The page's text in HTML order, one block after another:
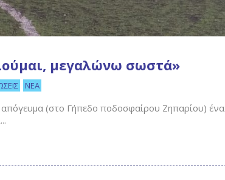
μεγαλώνω σωστά»
ΝΈΑ
(στο Γήπεδο ποδοσφαίρου Ζηπαρίου) ένα